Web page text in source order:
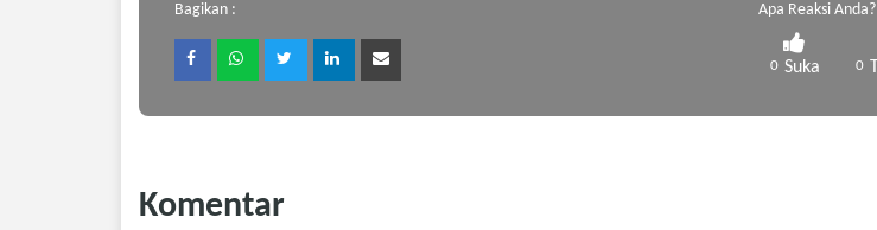
Bagikan : Apa Reaksi Anda?
0 Suka 0
Komentar